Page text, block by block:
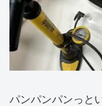
パンパンパンっと